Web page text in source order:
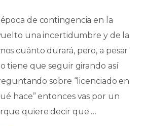
de contingencia en la
una incertidumbre y de la
cuánto durará, pero, a pesar
tiene que seguir girando así
sobre “licenciado en
hace” entonces vas por un
quiere decir que …